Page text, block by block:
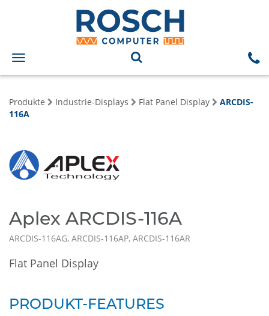
Toggle
navigation
Produkte Industrie-Displays Flat Panel Display
ARCDIS-
116A
Aplex ARCDIS-116A
ARCDIS-116AG, ARCDIS-116AP, ARCDIS-116AR
Flat Panel Display
PRODUKT-FEATURES